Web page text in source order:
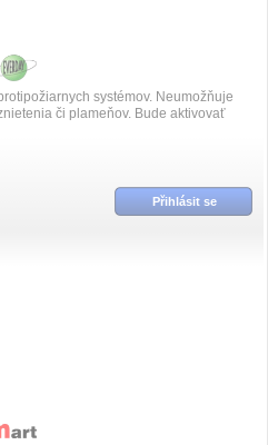
systémov. Neumožňuje
či plameňov. Bude aktivovať
Přihlásit se